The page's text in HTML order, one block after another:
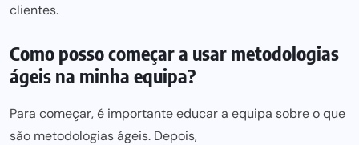
clientes.
Como posso começar a usar metodologias
ágeis na minha equipa?
Para começar, é importante educar a equipa sobre o que
são metodologias ágeis. Depois,